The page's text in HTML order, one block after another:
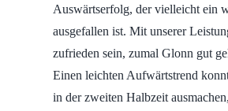
Auswärtserfolg, der vielleicht ein
ausgefallen ist. Mit unserer
zufrieden sein, zumal Glonn gut
Einen leichten Aufwärtstrend
in der zweiten Halbzeit